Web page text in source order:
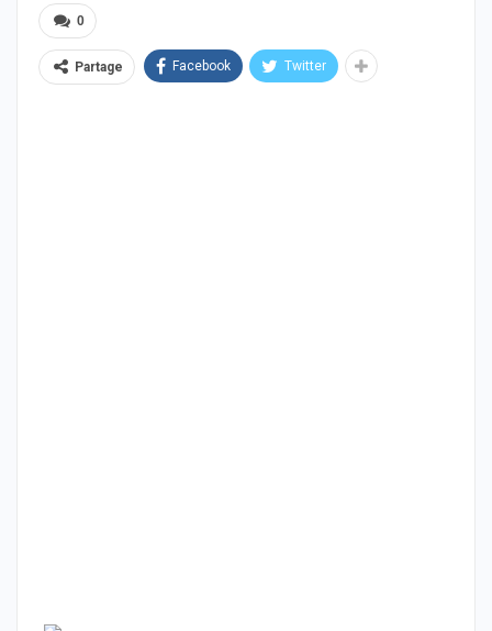
0
Partage Facebook Twitter